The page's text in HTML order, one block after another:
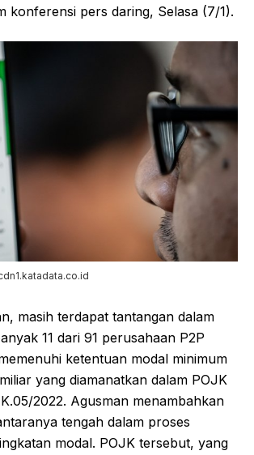
konferensi pers daring, Selasa (7/1).
masih terdapat tantangan dalam
11 dari 91 perusahaan P2P
ketentuan modal minimum
yang diamanatkan dalam POJK
2022. Agusman menambahkan
tengah dalam proses
modal. POJK tersebut, yang